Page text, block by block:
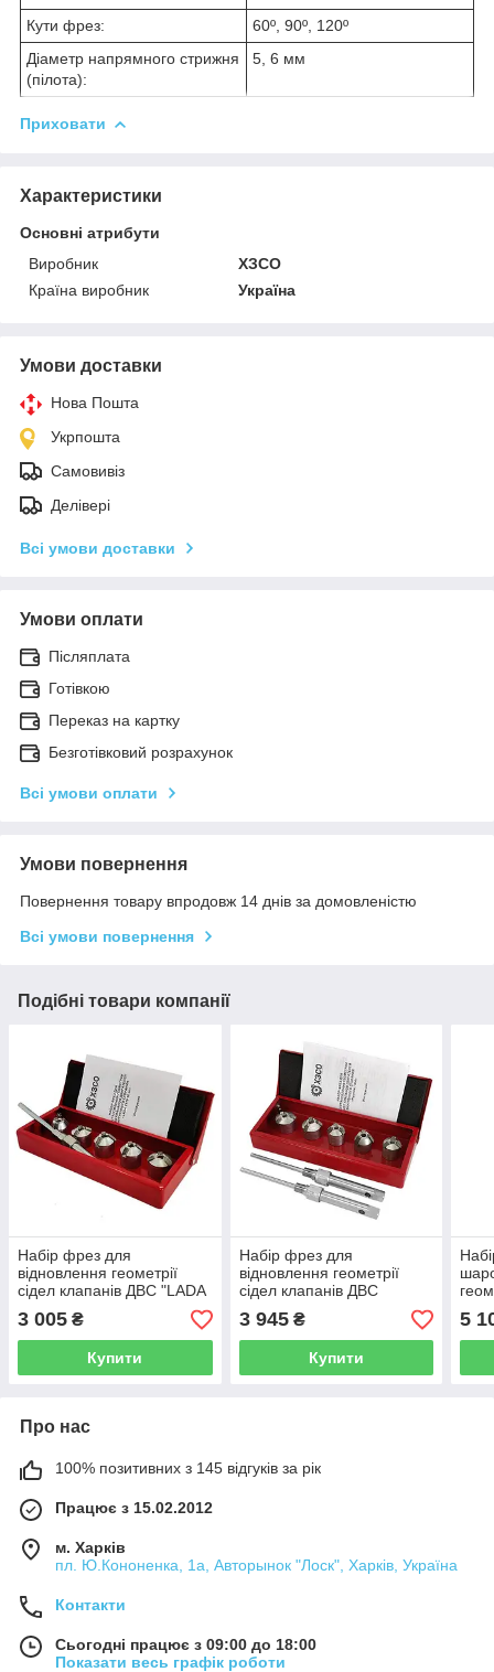
Кути фрез:
60º, 90º, 120º
Діаметр напрямного стрижня
(пілота):
5, 6 мм
Приховати
Характеристики
Основні атрибути
Виробник
ХЗСО
Країна виробник
Україна
Умови доставки
Нова Пошта
Укрпошта
Самовивіз
Делівері
Всі умови доставки
Умови оплати
Післяплата
Готівкою
Переказ на картку
Безготівковий розрахунок
Всі умови оплати
Умови повернення
Повернення товару впродовж 14 днів за домовленістю
Всі умови повернення
Подібні товари компанії
Набір фрез для
відновлення геометрії
сідел клапанів ДВС "LADA
2110 16кл." SVCK1010
KhZSO
3 005 ₴
Купити
Набір фрез для
відновлення геометрії
сідел клапанів ДВС
"Hyundai/Kia" KhZSO
SVCK05HNK
3 945₴
Купити
ДВС
5
Про нас
100% позитивних з 145 відгуків за рік
Працює з 15.02.2012
м. Харків
пл. Ю.Кононенка, 1а, Авторынок "Лоск", Харків, Україна
Контакти
Сьогодні працює з 09:00 до 18:00
Показати весь графік роботи